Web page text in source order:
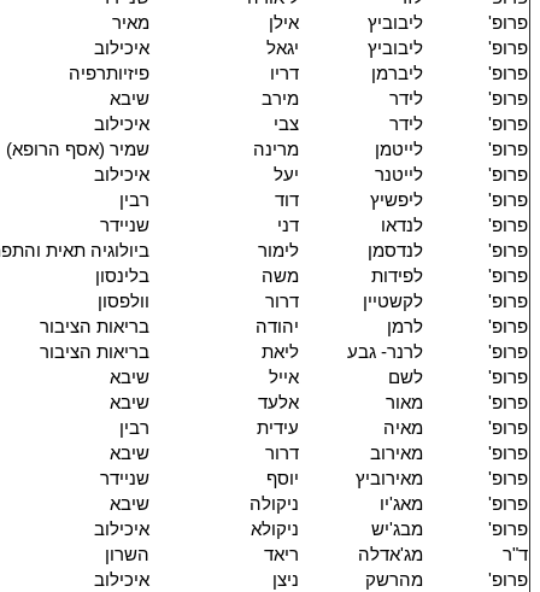
פרופ'
ליבוביץ אילן
מאיר
פרופ'
ליבוביץ יגאל
איכילוב
פרופ'
ליברמן דריו
פיזיותרפיה
פרופ'
לידר מירב
שיבא
פרופ'
לידר צבי
איכילוב
פרופ'
לייטמן מרינה
שמיר (אסף הרופא)
פרופ'
לייטנר יעל
איכילוב
פרופ'
ליפשיץ דוד
רבין
פרופ'
לנדאו דני
שניידר
פרופ'
לנדסמן לימור
ביולוגיה תאית
פרופ'
לפידות משה
בלינסון
פרופ'
לקשטיין דרור
וולפסון
פרופ'
לרמן יהודה
בריאות הציבור
פרופ'
לרנר- גבע ליאת
בריאות הציבור
פרופ'
לשם אייל
שיבא
פרופ'
מאור אלעד
שיבא
פרופ'
מאיה עידית
רבין
פרופ'
מאירוב דרור
שיבא
פרופ'
מאירוביץ יוסף
שניידר
פרופ'
מאג'יו ניקולה
שיבא
פרופ'
מבג'יש ניקולא
איכילוב
ד"ר
מג'אדלה ריאד
השרון
פרופ'
מהרשק ניצן
איכילוב